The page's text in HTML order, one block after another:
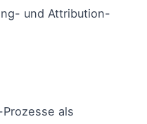
und Attribution-
als